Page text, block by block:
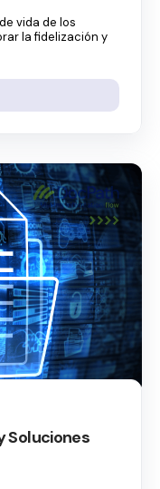
vida de los
la fidelización y
Soluciones